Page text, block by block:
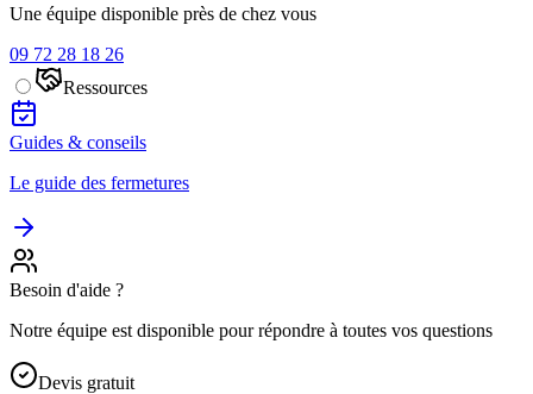
Une équipe disponible près de chez vous
09 72 28 18 26
Ressources
Guides & conseils
Le guide des fermetures
Besoin d'aide ?
Notre équipe est disponible pour répondre à toutes vos questions
Devis gratuit